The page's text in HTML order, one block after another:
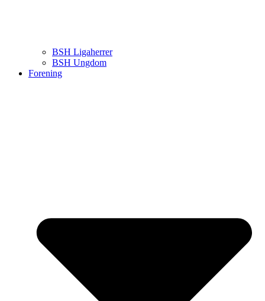
BSH Ligaherrer
BSH Ungdom
Forening